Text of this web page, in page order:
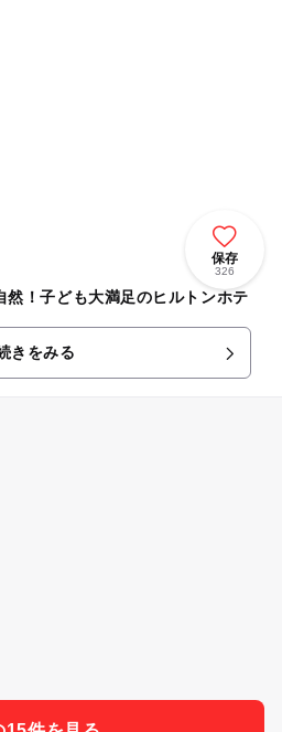
保存
326
！子ども大満足のヒルトンホテ
きをみる